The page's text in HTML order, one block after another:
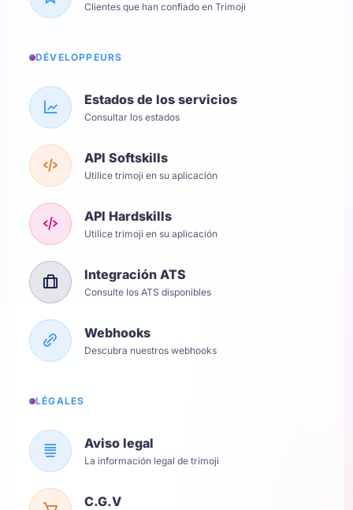
Clientes que han confiado en Trimoji
DÉVELOPPEURS
Estados de los servicios
Consultar los estados
API Softskills
Utilice trimoji en su aplicación
API Hardskills
Utilice trimoji en su aplicación
Integración ATS
Consulte los ATS disponibles
Webhooks
Descubra nuestros webhooks
LÉGALES
Aviso legal
La información legal de trimoji
C.G.V